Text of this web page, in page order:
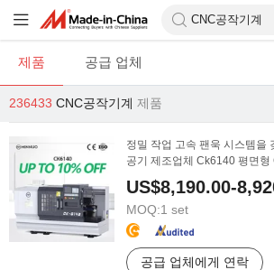
제품 공급 업체
236433 CNC공작기계 제품
정밀 작업 고속 팬욱 시스템을
공기 제조업체 Ck6140 평면형
US$8,190.00-
MOQ:1 set
공급 업체에게 연락